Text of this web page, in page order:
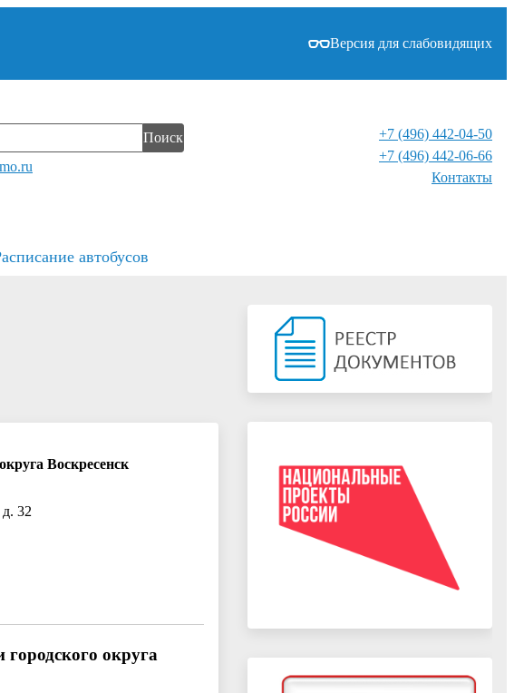
Версия для слабовидящих
Поиск
+7 (496) 442-04-50
+7 (496) 442-06-66
Контакты⁠
автобусов
Воскресенск
32
округа